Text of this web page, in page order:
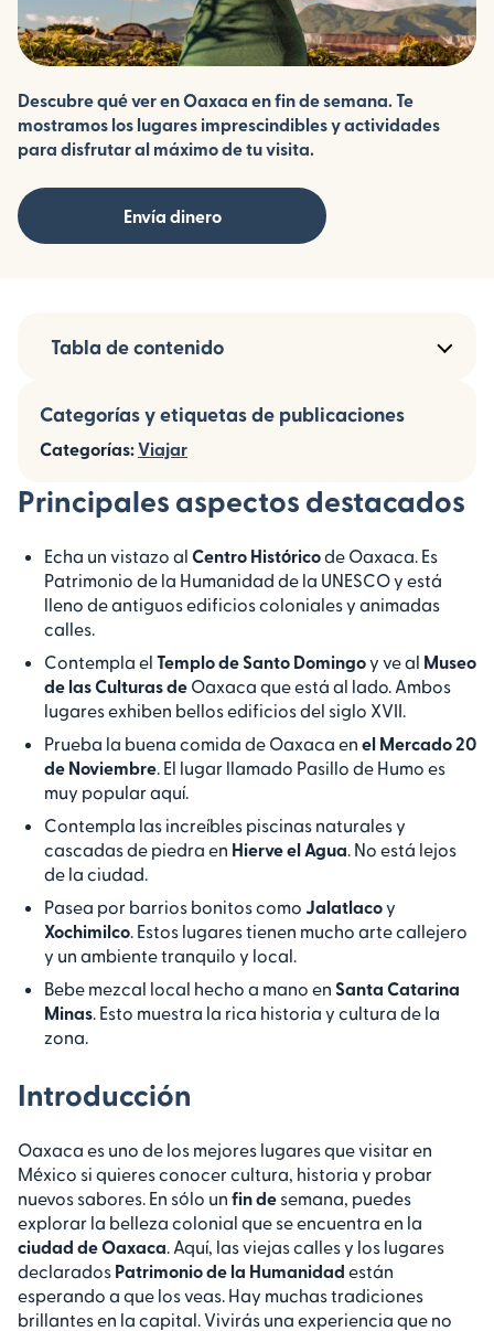
Descubre qué ver en Oaxaca en fin de semana. Te
mostramos los lugares imprescindibles y actividades
para disfrutar al máximo de tu visita.
Envía dinero
Principales aspectos destacados
Echa un vistazo al Centro Históricode Oaxaca. Es
Patrimonio de la Humanidad de la UNESCO y está
lleno de antiguos edificios coloniales y animadas
calles.
Contempla el Templo de Santo Domingoy ve al Museo
de las Culturas de Oaxaca que está al lado. Ambos
lugares exhiben bellos edificios del siglo XVII.
Prueba la buena comida de Oaxaca en el Mercado 20
de Noviembre. El lugar llamado Pasillo de Humo es
muy popular aquí.
Contempla las increíbles piscinas naturales y
cascadas de piedra en Hierve el Agua. No está lejos
de la ciudad.
Pasea por barrios bonitos como Jalatlacoy
Xochimilco. Estos lugares tienen mucho arte callejero
y un ambiente tranquilo y local.
Bebe mezcal local hecho a mano en Santa Catarina
Minas. Esto muestra la rica historia y cultura de la
zona.
Introducción
Oaxaca es uno de los mejores lugares que visitar en
México si quieres conocer cultura, historia y probar
nuevos sabores. En sólo un fin de semana, puedes
explorar la belleza colonial que se encuentra en la
ciudad de Oaxaca. Aquí, las viejas calles y los lugares
declarados Patrimonio de la Humanidad están
esperando a que los veas. Hay muchas tradiciones
brillantes en la capital. Vivirás una experiencia que no
Tabla de contenido
Categorías y etiquetas de publicaciones
Categorías:Viajar